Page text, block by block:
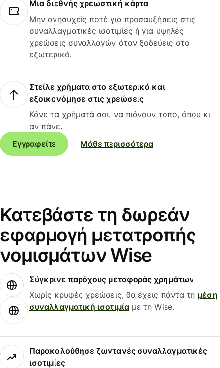
Μια διεθνής χρεωστική κάρτα
Μην ανησυχείς ποτέ για προσαυξήσεις στις
συναλλαγματικές ισοτιμίες ή για υψηλές
χρεώσεις συναλλαγών όταν ξοδεύεις στο
εξωτερικό.
Στείλε χρήματα στο εξωτερικό και
εξοικονόμησε στις χρεώσεις
Κάνε τα χρήματά σου να πιάνουν τόπο, όπου κι
αν πάνε.
Εγγραφείτε
Μάθε περισσότερα
Κατεβάστε τη δωρεάν
εφαρμογή μετατροπής
νομισμάτων Wise
Σύγκρινε παρόχους μεταφοράς χρημάτων
Χωρίς κρυφές χρεώσεις, θα έχεις πάντα τη μέση
συναλλαγματική ισοτιμίαμε τη Wise.
Παρακολούθησε ζωντανές συναλλαγματικές
ισοτιμίες